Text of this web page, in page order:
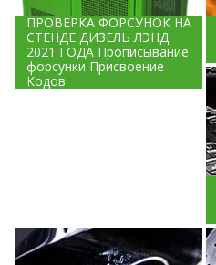
ПРОВЕРКА ФОРСУНОК НА
СТЕНДЕ ДИЗЕЛЬ ЛЭНД
2021 ГОДА Прописывание
форсунки Присвоение
Кодов